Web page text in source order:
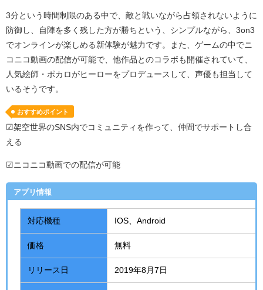
3分という時間制限のある中で、敵と戦いながら占領されないように
防御し、自陣を多く残した方が勝ちという、シンプルながら、 3on3
でオンラインが楽しめる新体験が魅力です。また、ゲームの中でニ
コニコ動画の配信が可能で、他作品とのコラボも開催されていて、
人気絵師・ポカロがヒーローをプロデュースして、声優も担当して
いるそうです。
おすすめポイント
☑架空世界のSNS内でコミュニティを作って、仲間でサポートし合
える
☑ニコニコ動画での配信が可能
アプリ情報
対応機種 IOS、 Android
価格 無料
リリース日 2019年8月7日